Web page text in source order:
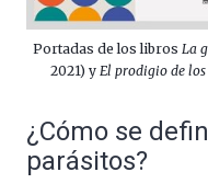
Portadas de los libros La
2021) y El prodigio de
¿Cómo se
parásitos?